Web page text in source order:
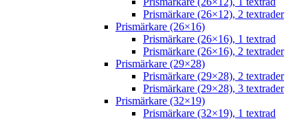
Prismärkare (26×12), 2 textrader
Prismärkare (26×16)
Prismärkare (26×16), 1 textrad
Prismärkare (26×16), 2 textrader
Prismärkare (29×28)
Prismärkare (29×28), 2 textrader
Prismärkare (29×28), 3 textrader
Prismärkare (32×19)
Prismärkare (32×19), 1 textrad